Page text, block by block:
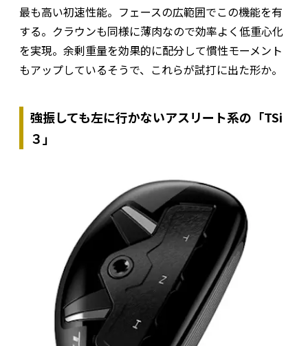
最も高い初速性能。フェースの広範囲でこの機能を有
する。クラウンも同様に薄肉なので効率よく低重心化
を実現。余剰重量を効果的に配分して慣性モーメント
もアップしているそうで、これらが試打に出た形か。
強振しても左に行かないアスリート系の「TSi
３」